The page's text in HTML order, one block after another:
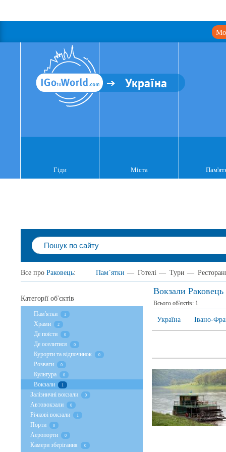
Україна
Гіди Міста
Все про Раковець: Пам`ятки — Готелі — Тури —
Вокзали Раковець
Всього об'єктів: 1
Україна Івано-
Категорії об'єктів
Пам'ятки 1
Храми 2
Де поїсти 0
Де оселитися 0
Курорти та відпочинок 0
Розваги 0
Культура 0
Вокзали 1
Залізничні вокзали 0
Автовокзали 0
Річкові вокзали 1
Порти 0
Аеропорти 0
Камери зберігання 0